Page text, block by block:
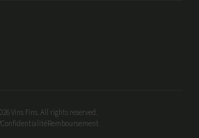
Vins Fins. All rights reserved.
ConfidentialitéRemboursement